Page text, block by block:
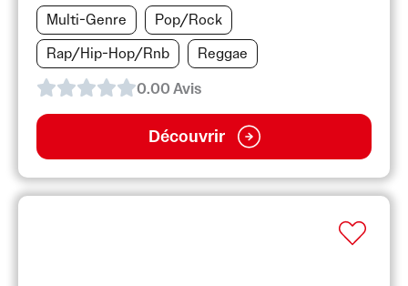
Multi-Genre
Pop/Rock
Rap/Hip-Hop/Rnb
Reggae
0.00Avis
Découvrir